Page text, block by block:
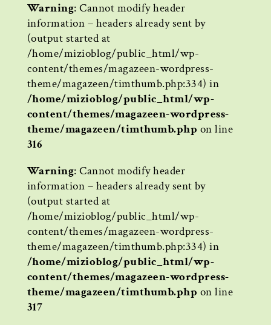
Warning: Cannot modify header
information – headers already sent by
(output started at
/home/mizioblog/public_html/wp-
content/themes/magazeen-wordpress-
theme/magazeen/timthumb.php:334) in
/home/mizioblog/public_html/wp-
content/themes/magazeen-wordpress-
theme/magazeen/timthumb.php on line
316
Warning: Cannot modify header
information – headers already sent by
(output started at
/home/mizioblog/public_html/wp-
content/themes/magazeen-wordpress-
theme/magazeen/timthumb.php:334) in
/home/mizioblog/public_html/wp-
content/themes/magazeen-wordpress-
theme/magazeen/timthumb.php on line
317